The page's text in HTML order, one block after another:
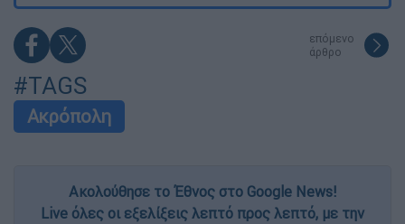
επόμενο
άρθρο
#TAGS
Ακρόπολη
Ακολούθησε το Έθνος στο Google News!
Live όλες οι εξελίξεις λεπτό προς λεπτό, με την